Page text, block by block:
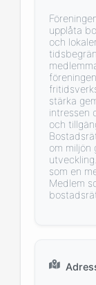
upplåta
och
stärka
intressen
och
om miljön
som en
Medlem